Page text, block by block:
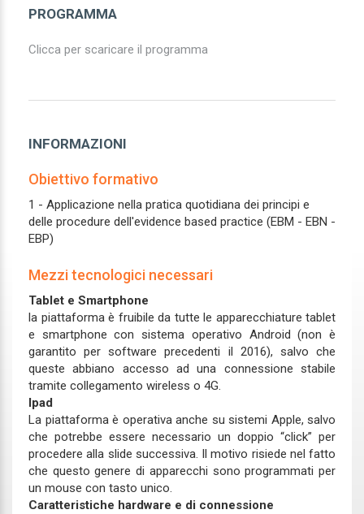
PROGRAMMA
Clicca per scaricare il programma
INFORMAZIONI
Obiettivo formativo
1 - Applicazione nella pratica quotidiana dei principi e
delle procedure dell'evidence based practice (EBM - EBN -
EBP)
Mezzi tecnologici necessari
Tablet e Smartphone
la piattaforma è fruibile da tutte le apparecchiature tablet
e smartphone con sistema operativo Android (non è
garantito per software precedenti il 2016), salvo che
queste abbiano accesso ad una connessione stabile
tramite collegamento wireless o 4G.
Ipad
La piattaforma è operativa anche su sistemi Apple, salvo
che potrebbe essere necessario un doppio “click” per
procedere alla slide successiva. Il motivo risiede nel fatto
che questo genere di apparecchi sono programmati per
un mouse con tasto unico.
Caratteristiche hardware e di connessione